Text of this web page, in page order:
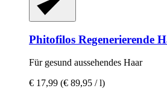
Phitofilos Regenerierende
Für gesund aussehendes Haar
€ 17,99 (€ 89,95 / l)